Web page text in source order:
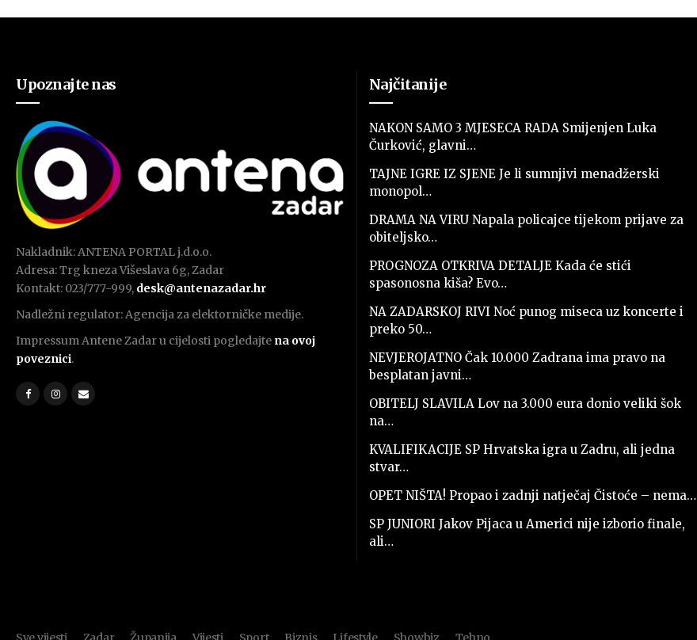
Upoznajte nas
Nakladnik: ANTENA PORTAL j.d.o.o.
Adresa: Trg kneza Višeslava 6g, Zadar
Kontakt: 023/777-999, desk@antenazadar.hr
Nadležni regulator: Agencija za elektorničke medije.
Impressum Antene Zadar u cijelosti pogledajte na ovoj
poveznici.
Najčitanije
NAKON SAMO 3 MJESECA RADA Smijenjen Luka
Čurković, glavni…
TAJNE IGRE IZ SJENE Je li sumnjivi menadžerski
monopol…
DRAMA NA VIRU Napala policajce tijekom prijave za
obiteljsko…
PROGNOZA OTKRIVA DETALJE Kada će stići
spasonosna kiša? Evo…
NA ZADARSKOJ RIVI Noć punog miseca uz koncerte i
preko 50…
NEVJEROJATNO Čak 10.000 Zadrana ima pravo na
besplatan javni…
OBITELJ SLAVILA Lov na 3.000 eura donio veliki šok
na…
KVALIFIKACIJE SP Hrvatska igra u Zadru, ali jedna
stvar…
OPET NIŠTA! Propao i zadnji natječaj Čistoće – nema…
SP JUNIORI Jakov Pijaca u Americi nije izborio finale,
ali…